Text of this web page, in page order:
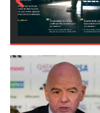
Prev